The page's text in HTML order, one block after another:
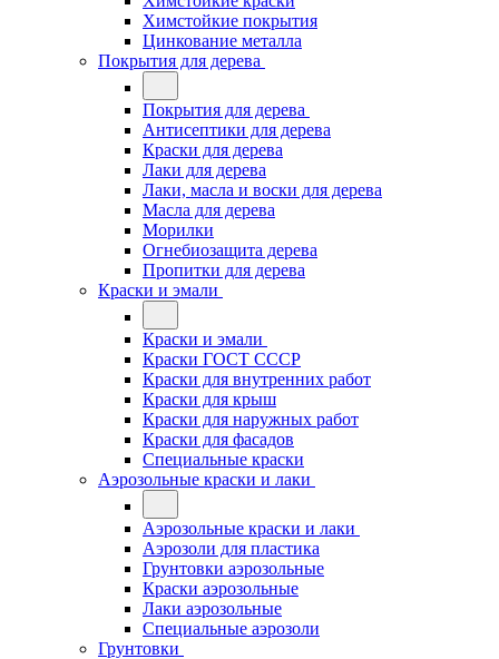
Химстойкие покрытия
Цинкование металла
Покрытия для дерева
Покрытия для дерева
Антисептики для дерева
Краски для дерева
Лаки для дерева
Лаки, масла и воски для дерева
Масла для дерева
Морилки
Огнебиозащита дерева
Пропитки для дерева
Краски и эмали
Краски и эмали
Краски ГОСТ СССР
Краски для внутренних работ
Краски для крыш
Краски для наружных работ
Краски для фасадов
Специальные краски
Аэрозольные краски и лаки
Аэрозольные краски и лаки
Аэрозоли для пластика
Грунтовки аэрозольные
Краски аэрозольные
Лаки аэрозольные
Специальные аэрозоли
Грунтовки